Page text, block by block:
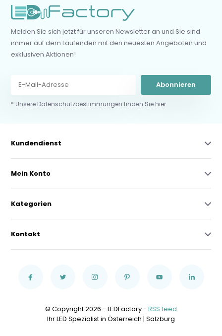
Melden Sie sich jetzt für unseren Newsletter an und Sie sind
immer auf dem Laufenden mit den neuesten Angeboten und
exklusiven Aktionen!
Abonnieren
* Unsere Datenschutzbestimmungen finden Sie hier
Kundendienst
Mein Konto
Kategorien
Kontakt
© Copyright 2026 - LEDFactory - RSS feed
Ihr LED Spezialist in Österreich | Salzburg